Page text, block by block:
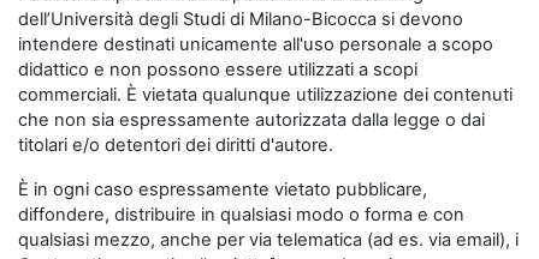
dell’Università degli Studi di Milano-Bicocca si devono
intendere destinati unicamente all'uso personale a scopo
didattico e non possono essere utilizzati a scopi
commerciali. È vietata qualunque utilizzazione dei contenuti
che non sia espressamente autorizzata dalla legge o dai
titolari e/o detentori dei diritti d'autore.
È in ogni caso espressamente vietato pubblicare,
diffondere, distribuire in qualsiasi modo o forma e con
qualsiasi mezzo, anche per via telematica (ad es. via email), i